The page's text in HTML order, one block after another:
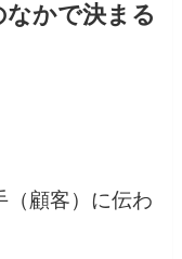
なかで決まる
（顧客）に伝わ